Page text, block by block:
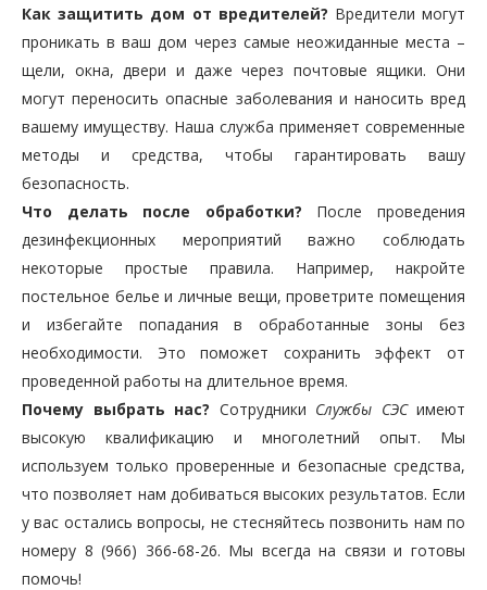
Как защитить дом от вредителей? Вредители могут
проникать в ваш дом через самые неожиданные места –
щели, окна, двери и даже через почтовые ящики. Они
могут переносить опасные заболевания и наносить вред
вашему имуществу. Наша служба применяет современные
методы и средства, чтобы гарантировать вашу
безопасность.
Что делать после обработки? После проведения
дезинфекционных мероприятий важно соблюдать
некоторые простые правила. Например, накройте
постельное белье и личные вещи, проветрите помещения
и избегайте попадания в обработанные зоны без
необходимости. Это поможет сохранить эффект от
проведенной работы на длительное время.
Почему выбрать нас? Сотрудники Службы СЭСимеют
высокую квалификацию и многолетний опыт. Мы
используем только проверенные и безопасные средства,
что позволяет нам добиваться высоких результатов. Если
у вас остались вопросы, не стесняйтесь позвонить нам по
номеру 8 (966) 366-68-26. Мы всегда на связи и готовы
помочь!